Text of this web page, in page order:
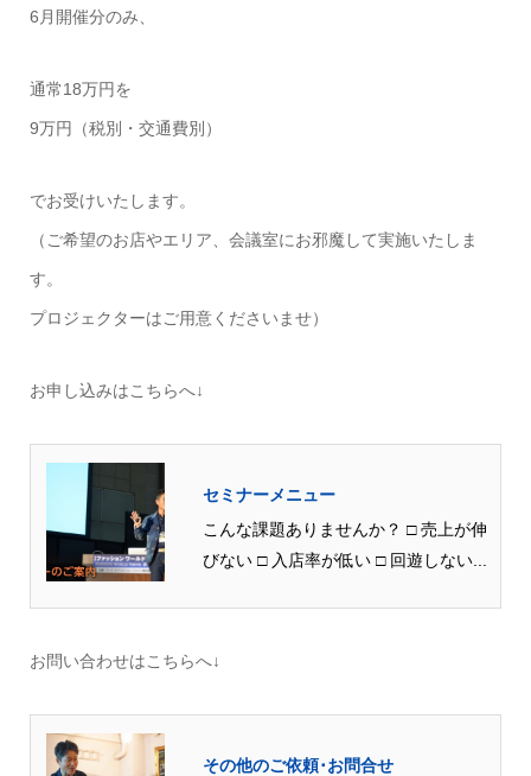
6月開催分のみ、
通常18万円を
9万円（税別・交通費別）
でお受けいたします。
（ご希望のお店やエリア、会議室にお邪魔して実施いたしま
す。
プロジェクターはご用意くださいませ）
お申し込みはこちらへ↓
セミナーメニュー
こんな課題ありませんか？ □ 売上が伸
びない □ 入店率が低い □ 回遊しない...
お問い合わせはこちらへ↓
その他のご依頼･お問合せ